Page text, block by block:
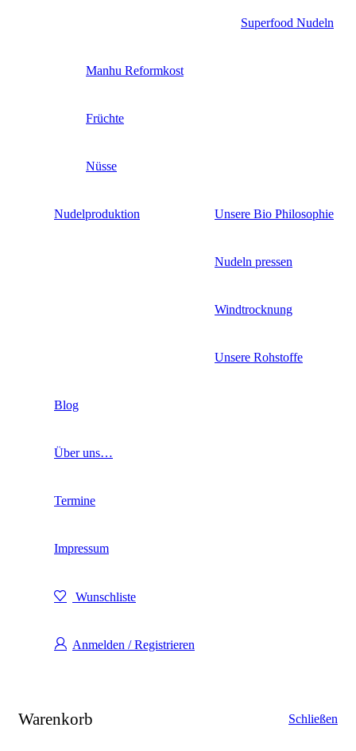
Superfood Nudeln
Manhu Reformkost
Früchte
Nüsse
Nudelproduktion Unsere Bio Philosophie
Nudeln pressen
Windtrocknung
Unsere Rohstoffe
Blog
Über uns…
Termine
Impressum
Wunschliste
Anmelden / Registrieren
Warenkorb Schließen